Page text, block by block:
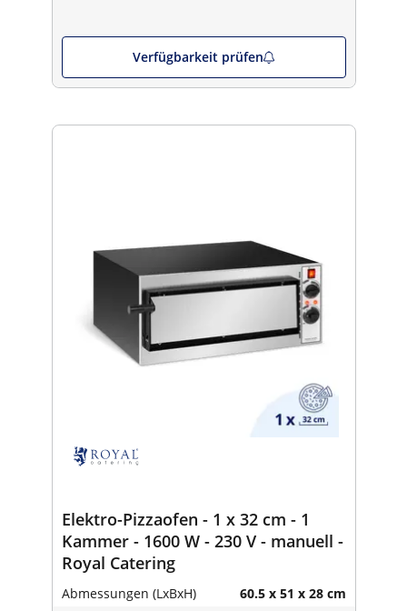
Verfügbarkeit prüfen
Elektro-Pizzaofen - 1 x 32 cm - 1
Kammer - 1600 W - 230 V - manuell -
Royal Catering
Abmessungen (LxBxH) 60.5 x 51 x 28 cm